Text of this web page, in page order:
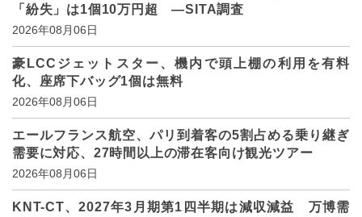
「紛失」は1個10万円超 ―SITA調査
2026年08月06日
豪LCCジェットスター、機内で頭上棚の利用を有料
化、座席下バッグ1個は無料
2026年08月06日
エールフランス航空、パリ到着客の5割占める乗り継ぎ
需要に対応、27時間以上の滞在客向け観光ツアー
2026年08月06日
KNT-CT、2027年3月期第1四半期は減収減益 万博需